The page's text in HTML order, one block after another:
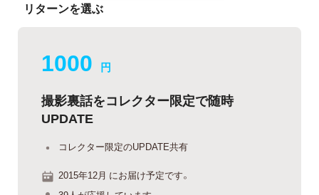
リターンを選ぶ
1000 円
撮影裏話をコレクター限定で随時
UPDATE
コレクター限定のUPDATE共有
2015年12月 にお届け予定です。